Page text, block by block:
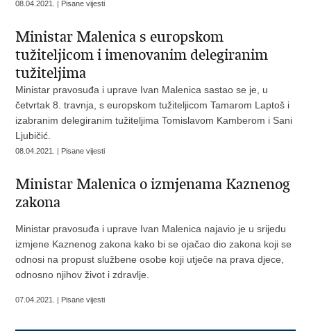
08.04.2021. | Pisane vijesti
Ministar Malenica s europskom
tužiteljicom i imenovanim delegiranim
tužiteljima
Ministar pravosuđa i uprave Ivan Malenica sastao se je, u
četvrtak 8. travnja, s europskom tužiteljicom Tamarom Laptoš i
izabranim delegiranim tužiteljima Tomislavom Kamberom i Sani
Ljubičić.
08.04.2021. | Pisane vijesti
Ministar Malenica o izmjenama Kaznenog
zakona
Ministar pravosuđa i uprave Ivan Malenica najavio je u srijedu
izmjene Kaznenog zakona kako bi se ojačao dio zakona koji se
odnosi na propust službene osobe koji utječe na prava djece,
odnosno njihov život i zdravlje.
07.04.2021. | Pisane vijesti